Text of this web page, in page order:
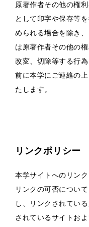
原著作者その他の権
として印字や保存等
められる場合を除き
は原著作者その他の
改変、切除等する行
前に本学にご連絡の
たします。
リンクポリシー
本学サイトへのリン
リンクの可否につい
し、リンクされてい
されているサイトお